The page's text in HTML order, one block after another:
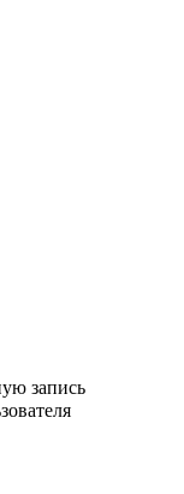
запись